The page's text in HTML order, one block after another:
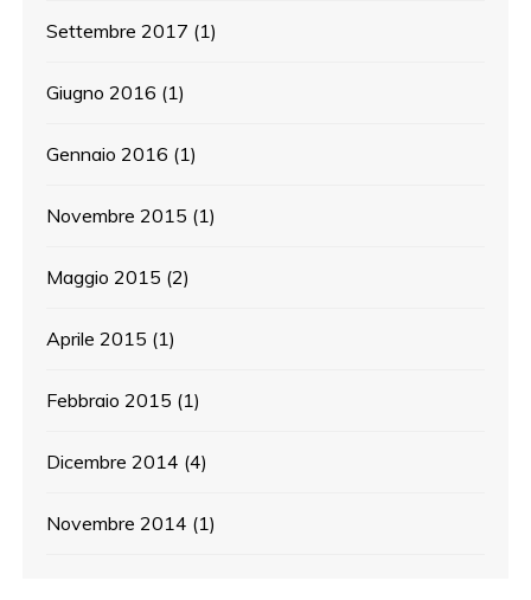
Settembre 2017 (1)
Giugno 2016 (1)
Gennaio 2016 (1)
Novembre 2015 (1)
Maggio 2015 (2)
Aprile 2015 (1)
Febbraio 2015 (1)
Dicembre 2014 (4)
Novembre 2014 (1)